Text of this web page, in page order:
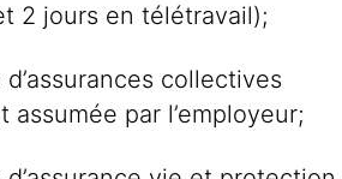
2 jours en télétravail);
collectives
assumée par l’employeur;